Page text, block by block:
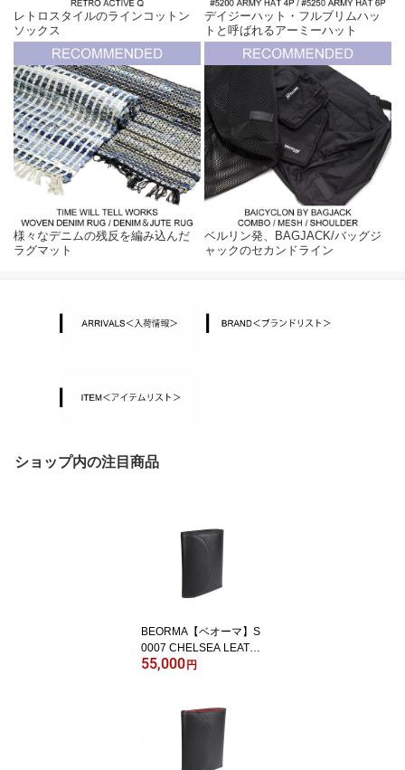
レトロスタイルのラインコットン
ソックス
デイジーハット・フルブリムハッ
トと呼ばれるアーミーハット
様々なデニムの残反を編み込んだ
ラグマット
ベルリン発、BAGJACK/バッグジ
ャックのセカンドライン
ショップ内の注目商品
BEORMA【ベオーマ】S
0007 CHELSEA LEATH
ER 3FOLD WALLET *NA
55,000円